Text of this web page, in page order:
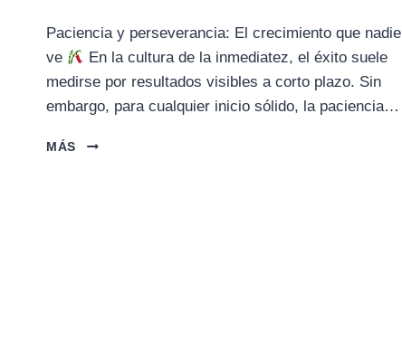
Paciencia y perseverancia: El crecimiento que nadie
ve
En la cultura de la inmediatez, el éxito suele
medirse por resultados visibles a corto plazo. Sin
embargo, para cualquier inicio sólido, la paciencia…
MÁS
EL